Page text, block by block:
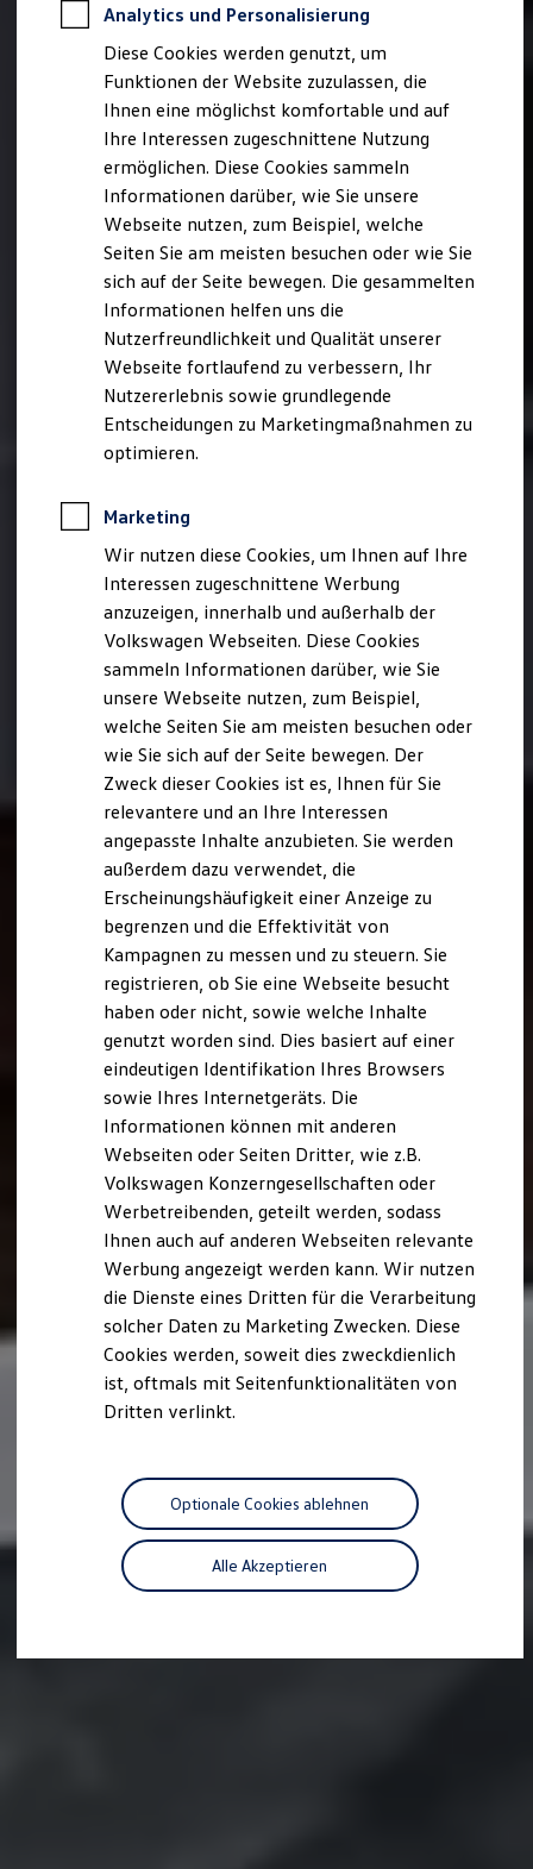
Zertifizierte Gebrauchtwagen
Für Privatkunden
Für Gewerbekunden
Leasing
Für Privatkunden
Für Gewerbekunden
Versicherungen & Garantien
Garantien
Kfz-Versicherung für Nutzfahrzeuge
Restschuldversicherung
Wartungsverträge
Besitzer & Service
Reparatur & Service
Sommer-Special
Reparatur, Pflege & Inspektion
Servicetermin anfragen
Service-Vorteile bei Volkswagen Nutzfahrzeuge
ServicePlus
Economy Service
Räder & Reifen Service
Ersatzfahrzeuge
Software, Konnektivität & Apps
California App
VW Connect für Ihren ID. Buzz
VW Connect für Ihren Transporter/Caravelle
VW Connect für Ihren Amarok
VW Connect für andere Modelle
Connect Pro
Fleet Interface Data
Multistop Pathfinder
Übersicht Software Updates
Hilfreiches für Besitzer
Fahrerassistenz- und Sicherheitssysteme
Kontrollleuchten
Kurzfahrprofile und Ölverdünnung
XTL-Dieselkraftstoff
Ersatzteile und Betriebsflüssigkeiten
Original Zubehör und Lifestyle Produkte
myVolkswagen
myVolkswagen Business
Elektrisch & Autonom
Elektro - & Hybridfahrzeuge
Unser Ansatz
Klimafreundlicher Strom
Reichweite & Ladelösungen
Reichweitensimulator
Ladezeitensimulator
Ladelösungen für Privatkunden
Ladelösungen für Gewerbekunden
Wallbox und Ladekabel
Förderung & Kosten der Elektrofahrzeuge
Fördermöglichkeiten für Privatkunden
Fördermöglichkeiten für Gewerbekunden
Autonomes Fahren
Mehr zum ID. Buzz
Online Beratung
California Club
California Magazin & Ratgeber
Vanlife
California App
California Lifestyle & Zubehör
Übernachten im California
Unternehmen
Karriere
Nachhaltigkeit
Analytics und Personalisierung
Diese Cookies werden genutzt, um
Funktionen der Website zuzulassen, die
Ihnen eine möglichst komfortable und auf
Ihre Interessen zugeschnittene Nutzung
ermöglichen. Diese Cookies sammeln
Informationen darüber, wie Sie unsere
Webseite nutzen, zum Beispiel, welche
Seiten Sie am meisten besuchen oder wie Sie
sich auf der Seite bewegen. Die gesammelten
Informationen helfen uns die
Nutzerfreundlichkeit und Qualität unserer
Webseite fortlaufend zu verbessern, Ihr
Nutzererlebnis sowie grundlegende
Entscheidungen zu Marketingmaßnahmen zu
optimieren.
Marketing
Wir nutzen diese Cookies, um Ihnen auf Ihre
Interessen zugeschnittene Werbung
anzuzeigen, innerhalb und außerhalb der
Volkswagen Webseiten. Diese Cookies
sammeln Informationen darüber, wie Sie
unsere Webseite nutzen, zum Beispiel,
welche Seiten Sie am meisten besuchen oder
wie Sie sich auf der Seite bewegen. Der
Zweck dieser Cookies ist es, Ihnen für Sie
relevantere und an Ihre Interessen
angepasste Inhalte anzubieten. Sie werden
außerdem dazu verwendet, die
Erscheinungshäufigkeit einer Anzeige zu
begrenzen und die Effektivität von
Kampagnen zu messen und zu steuern. Sie
registrieren, ob Sie eine Webseite besucht
haben oder nicht, sowie welche Inhalte
genutzt worden sind. Dies basiert auf einer
eindeutigen Identifikation Ihres Browsers
sowie Ihres Internetgeräts. Die
Informationen können mit anderen
Webseiten oder Seiten Dritter, wie z.B.
Volkswagen Konzerngesellschaften oder
Werbetreibenden, geteilt werden, sodass
Ihnen auch auf anderen Webseiten relevante
Werbung angezeigt werden kann. Wir nutzen
die Dienste eines Dritten für die Verarbeitung
solcher Daten zu Marketing Zwecken. Diese
Cookies werden, soweit dies zweckdienlich
ist, oftmals mit Seitenfunktionalitäten von
Dritten verlinkt.
Alle Akzeptieren
Optionale Cookies ablehnen